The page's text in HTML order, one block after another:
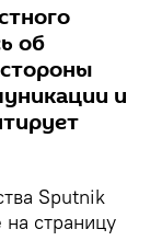
об
и
Sputnik
страницу